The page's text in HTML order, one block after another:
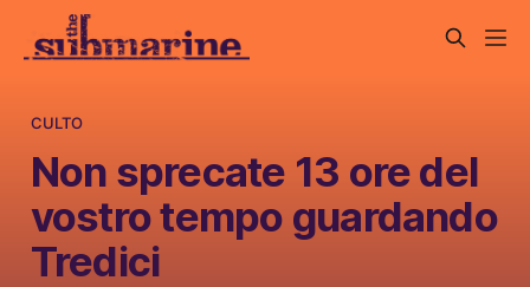
CULTO
Non sprecate 13 ore del
vostro tempo guardando
Tredici